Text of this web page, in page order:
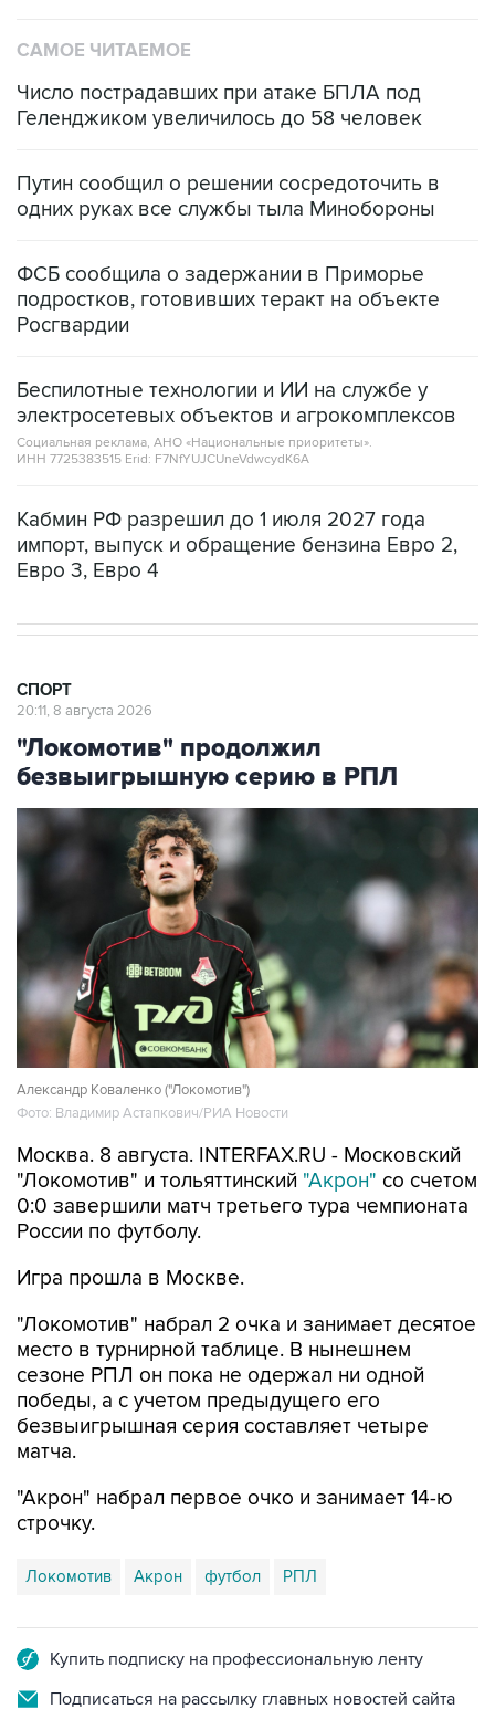
САМОЕ ЧИТАЕМОЕ
Число пострадавших при атаке БПЛА под
Геленджиком увеличилось до 58 человек
Путин сообщил о решении сосредоточить в
одних руках все службы тыла Минобороны
ФСБ сообщила о задержании в Приморье
подростков, готовивших теракт на объекте
Росгвардии
Беспилотные технологии и ИИ на службе у
электросетевых объектов и агрокомплексов
Социальная реклама, АНО «Национальные приоритеты».
ИНН 7725383515 Erid: F7NfYUJCUneVdwcydK6A
Кабмин РФ разрешил до 1 июля 2027 года
импорт, выпуск и обращение бензина Евро 2,
Евро 3, Евро 4
СПОРТ
20:11, 8 августа 2026
"Локомотив" продолжил
безвыигрышную серию в РПЛ
Александр Коваленко ("Локомотив")
Фото: Владимир Астапкович/РИА Новости
Москва. 8 августа. INTERFAX.RU - Московский
"Локомотив" и тольяттинский "Акрон" со счетом
0:0 завершили матч третьего тура чемпионата
России по футболу.
Игра прошла в Москве.
"Локомотив" набрал 2 очка и занимает десятое
место в турнирной таблице. В нынешнем
сезоне РПЛ он пока не одержал ни одной
победы, а с учетом предыдущего его
безвыигрышная серия составляет четыре
матча.
"Акрон" набрал первое очко и занимает 14-ю
строчку.
Локомотив Акрон футбол РПЛ
Купить подписку на профессиональную ленту
Подписаться на рассылку главных новостей сайта